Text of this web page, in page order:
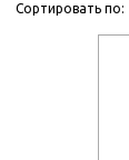
Сортировать по: